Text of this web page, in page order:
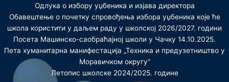
Одлука о избору уџбеника и изјава директора
Обавештење о почетку спровођења избора уџбеника које ће
школа користити у даљем раду у школској 2026/2027. години
Посета Машинско-саобраћајној школи у Чачку 14.10.2025.
Пета хуманитарна манифестација „Техника и предузетништво у
Моравичком округу“
Летопис школске 2024/2025. године